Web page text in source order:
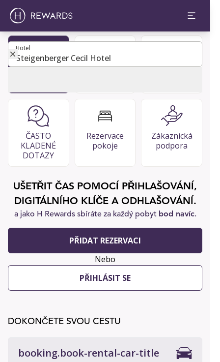
Hotel
Hotel
ČASTO
KLADENÉ
DOTAZY
Rezervace
pokoje
Zákaznická
podpora
UŠETŘIT ČAS POMOCÍ PŘIHLAŠOVÁNÍ,
DIGITÁLNÍHO KLÍČE A ODHLAŠOVÁNÍ.
a jako H Rewards sbíráte za každý pobyt bod navíc.
PŘIDAT REZERVACI
Nebo
PŘIHLÁSIT SE
DOKONČETE SVOU CESTU
booking.book-rental-car-title